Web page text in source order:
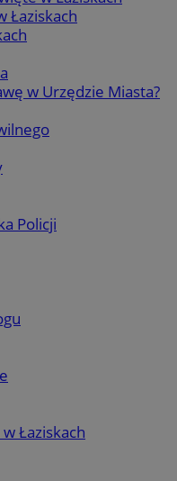
Łaziskach
w Urzędzie Miasta?
Policji
Łaziskach